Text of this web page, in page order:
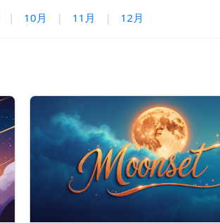
| 10月 | 11月 | 12月